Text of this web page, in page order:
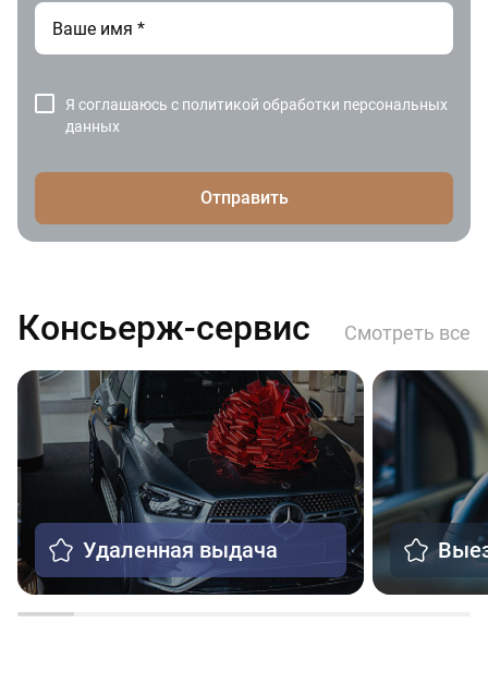
Я соглашаюсь с политикой обработки персональных
данных
Отправить
Консьерж-сервис Смотреть все
Удаленная выдача